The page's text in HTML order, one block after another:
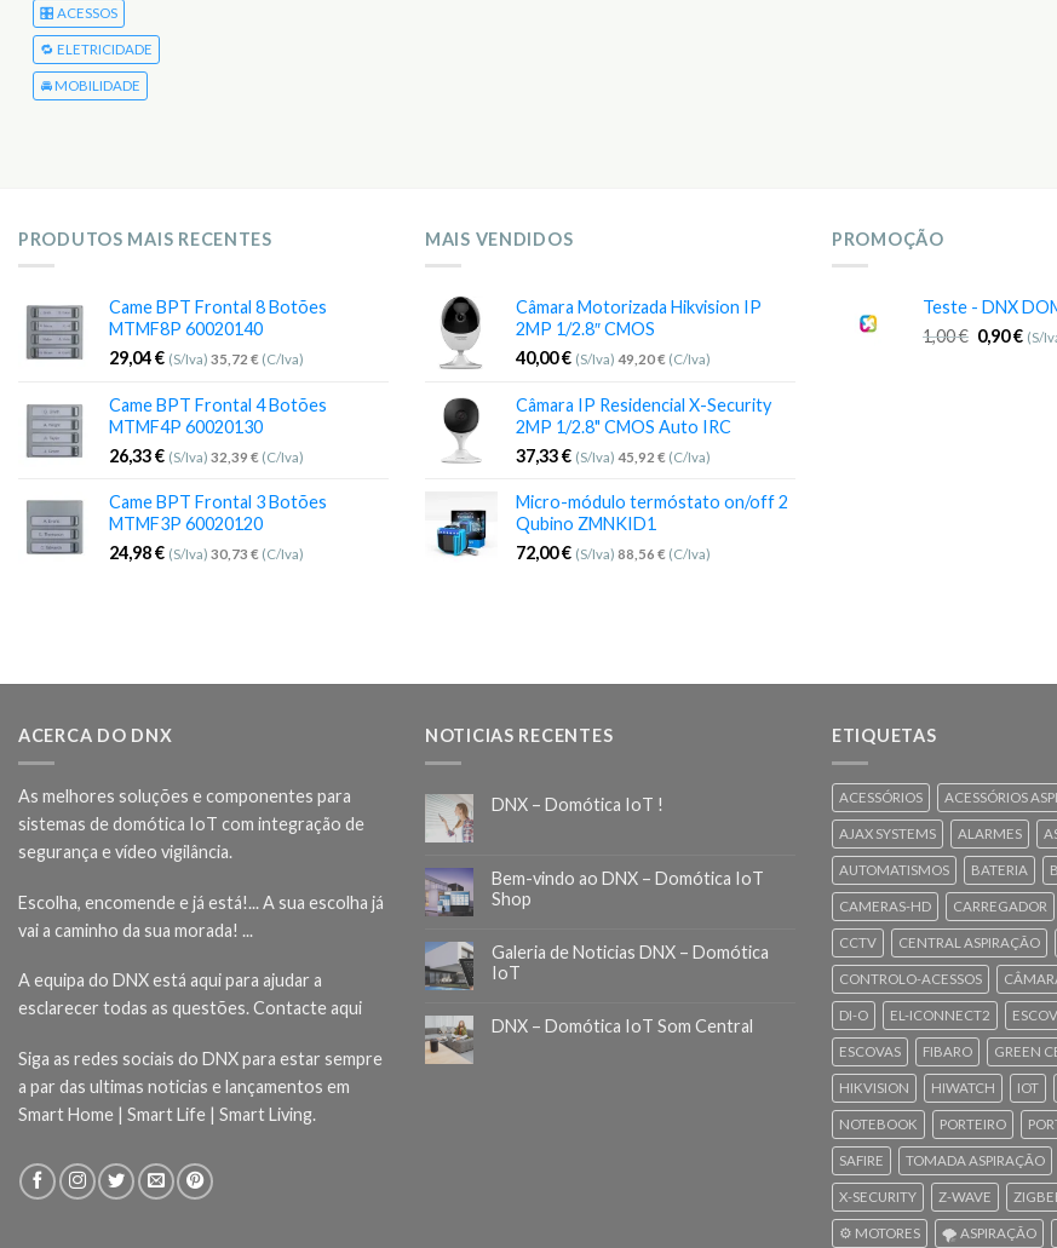
🎛️ ACESSOS
🔁 ELETRICIDADE
🚘 MOBILIDADE
PRODUTOS MAIS RECENTES
Came BPT Frontal 8 Botões
MTMF8P 60020140
29,04€ (S/Iva) 35,72 € (C/Iva)
Came BPT Frontal 4 Botões
MTMF4P 60020130
26,33€ (S/Iva) 32,39 € (C/Iva)
Came BPT Frontal 3 Botões
MTMF3P 60020120
24,98€ (S/Iva) 30,73 € (C/Iva)
MAIS VENDIDOS
Câmara Motorizada Hikvision IP
2MP 1/2.8″ CMOS
40,00€ (S/Iva) 49,20€ (C/Iva)
Câmara IP Residencial X-Security
2MP 1/2.8" CMOS Auto IRC
37,33€ (S/Iva) 45,92 € (C/Iva)
Micro-módulo termóstato on/off 2
Qubino ZMNKID1
72,00€ (S/Iva) 88,56 € (C/Iva)
PROMOÇÃO
Teste - DNX
1,00€ 0,90€ (S/
ACERCA DO DNX
As melhores soluções e componentes para
sistemas de domótica IoT com integração de
segurança e vídeo vigilância.
Escolha, encomende e já está!... A sua escolha já
vai a caminho da sua morada! ...
A equipa do DNX está aqui para ajudar a
esclarecer todas as questões.Contacte aqui
Siga as redes sociais do DNX para estar sempre
a par das ultimas noticias e lançamentos em
Smart Home | Smart Life | Smart Living.
NOTICIAS RECENTES
DNX – Domótica IoT !
Bem-vindo ao DNX – Domótica IoT
Shop
Galeria de Noticias DNX – Domótica
IoT
DNX – Domótica IoT Som Central
ETIQUETAS
ACESSÓRIOS ACESSÓRIOS
AJAX SYSTEMS ALARMES
AUTOMATISMOS BATERIA
CAMERAS-HD CARREGADOR
CCTV CENTRAL ASPIRAÇÃO
CONTROLO-ACESSOS
DI-O EL-ICONNECT2
ESCOVAS FIBARO GREEN
HIKVISION HIWATCH IOT
NOTEBOOK PORTEIRO
SAFIRE TOMADA ASPIRAÇÃO
X-SECURITY Z-WAVE
⚙️ MOTORES 🌪️ ASPIRAÇÃO